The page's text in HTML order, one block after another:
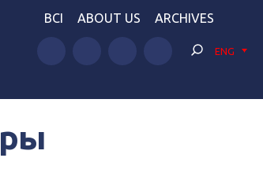
BCI ABOUT US ARCHIVES
ENG